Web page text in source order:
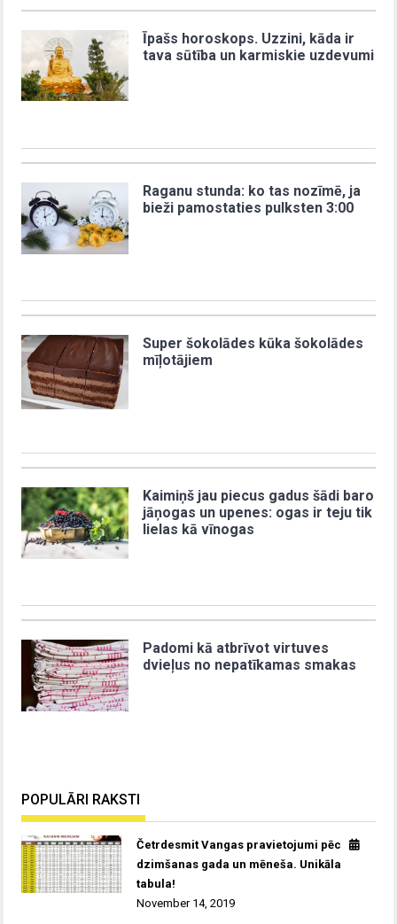
Īpašs horoskops. Uzzini, kāda ir
tava sūtība un karmiskie uzdevumi
Raganu stunda: ko tas nozīmē, ja
bieži pamostaties pulksten 3:00
Super šokolādes kūka šokolādes
mīļotājiem
Kaimiņš jau piecus gadus šādi baro
jāņogas un upenes: ogas ir teju tik
lielas kā vīnogas
Padomi kā atbrīvot virtuves
dvieļus no nepatīkamas smakas
POPULĀRI RAKSTI
Četrdesmit Vangas pravietojumi pēc
dzimšanas gada un mēneša. Unikāla
tabula!
November 14, 2019